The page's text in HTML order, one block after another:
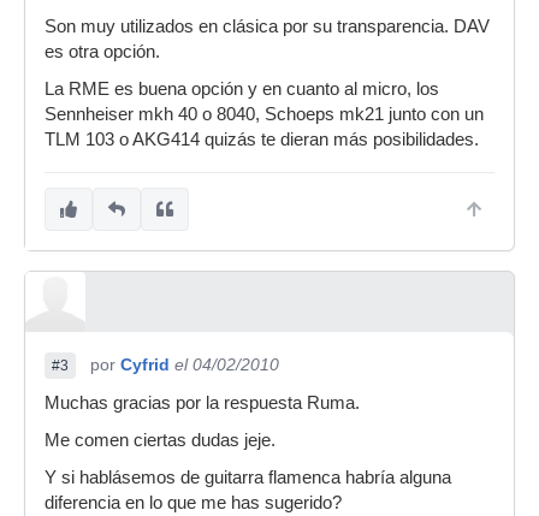
Son muy utilizados en clásica por su transparencia. DAV
es otra opción.
La RME es buena opción y en cuanto al micro, los
Sennheiser mkh 40 o 8040, Schoeps mk21 junto con un
TLM 103 o AKG414 quizás te dieran más posibilidades.
#3 por Cyfrid el 04/02/2010
Muchas gracias por la respuesta Ruma.
Me comen ciertas dudas jeje.
Y si hablásemos de guitarra flamenca habría alguna
diferencia en lo que me has sugerido?